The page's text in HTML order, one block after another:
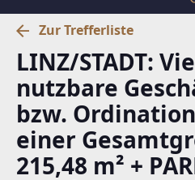
Zur Trefferliste
LINZ/STADT:
nutzbare
bzw.
einer
215,48 m² +